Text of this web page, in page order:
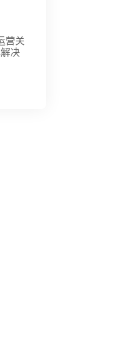
营关
决